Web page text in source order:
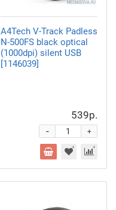
A4Tech V-Track Padless
N-500FS black optical
(1000dpi) silent USB
[1146039]
539р.
+
-